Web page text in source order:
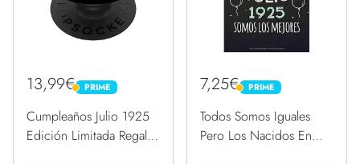
13,99€ PRIME
PRIME
Cumpleaños Julio 1925
Edición Limitada Regalo
7,25€ PRIME
PRIME
Todos Somos Iguales
Pero Los Nacidos En